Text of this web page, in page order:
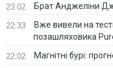
23:02 Брат Анджеліни
22:33
Вже вивели на
позашляховика
22:02 Магнітні бурі: